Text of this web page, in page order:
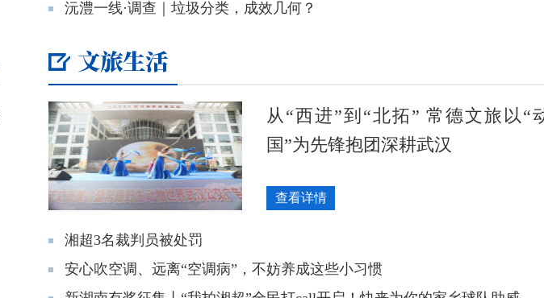
沅澧一线·调查｜垃圾分类，成效几何？
从“西进”到“北拓” 常德文旅以“
国”为先锋抱团深耕武汉
查看详情
湘超3名裁判员被处罚
安心吹空调、远离“空调病”，不妨养成这些小习惯